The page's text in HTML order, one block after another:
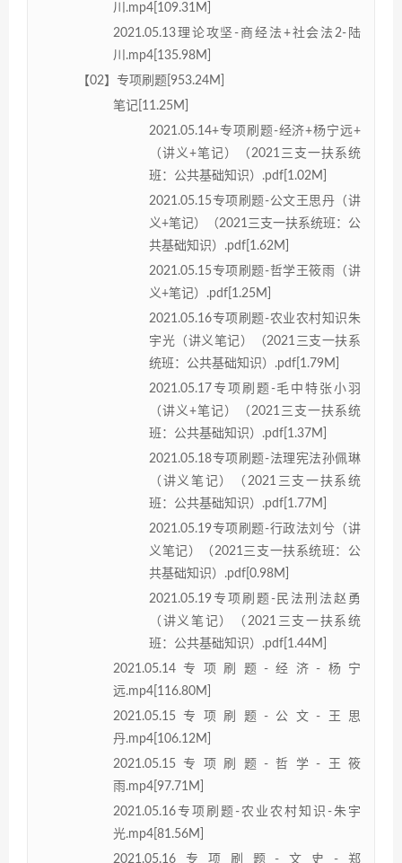
川.mp4[109.31M]
2021.05.13理论攻坚-商经法+社会法2-陆
川.mp4[135.98M]
【02】专项刷题[953.24M]
笔记[11.25M]
2021.05.14+专项刷题-经济+杨宁远+
（讲义+笔记）（2021三支一扶系统
班：公共基础知识）.pdf[1.02M]
2021.05.15专项刷题-公文王思丹（讲
义+笔记）（2021三支一扶系统班：公
共基础知识）.pdf[1.62M]
2021.05.15专项刷题-哲学王筱雨（讲
义+笔记）.pdf[1.25M]
2021.05.16专项刷题-农业农村知识朱
宇光（讲义笔记）（2021三支一扶系
统班：公共基础知识）.pdf[1.79M]
2021.05.17专项刷题-毛中特张小羽
（讲义+笔记）（2021三支一扶系统
班：公共基础知识）.pdf[1.37M]
2021.05.18专项刷题-法理宪法孙佩琳
（讲义笔记）（2021三支一扶系统
班：公共基础知识）.pdf[1.77M]
2021.05.19专项刷题-行政法刘兮（讲
义笔记）（2021三支一扶系统班：公
共基础知识）.pdf[0.98M]
2021.05.19专项刷题-民法刑法赵勇
（讲义笔记）（2021三支一扶系统
班：公共基础知识）.pdf[1.44M]
2021.05.14专项刷题-经济-杨宁
远.mp4[116.80M]
2021.05.15专项刷题-公文-王思
丹.mp4[106.12M]
2021.05.15专项刷题-哲学-王筱
雨.mp4[97.71M]
2021.05.16专项刷题-农业农村知识-朱宇
光.mp4[81.56M]
2021.05.16专项刷题-文史-郑